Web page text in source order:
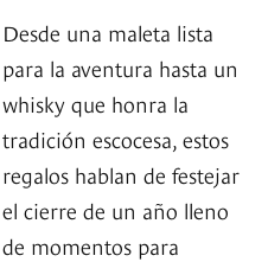
Desde una maleta lista
para la aventura hasta un
whisky que honra la
tradición escocesa, estos
regalos hablan de festejar
el cierre de un año lleno
de momentos para